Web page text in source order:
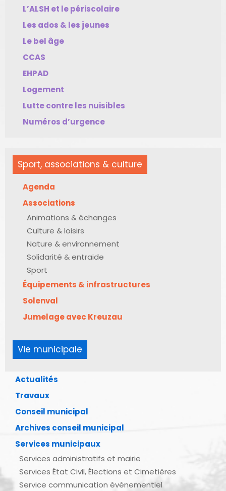
L’ALSH et le périscolaire
Les ados & les jeunes
Le bel âge
CCAS
EHPAD
Logement
Lutte contre les nuisibles
Numéros d’urgence
Sport, associations & culture
Agenda
Associations
Animations & échanges
Culture & loisirs
Nature & environnement
Solidarité & entraide
Sport
Équipements & infrastructures
Solenval
Jumelage avec Kreuzau
Vie municipale
Actualités
Travaux
Conseil municipal
Archives conseil municipal
Services municipaux
Services administratifs et mairie
Services État Civil, Élections et Cimetières
Service communication événementiel